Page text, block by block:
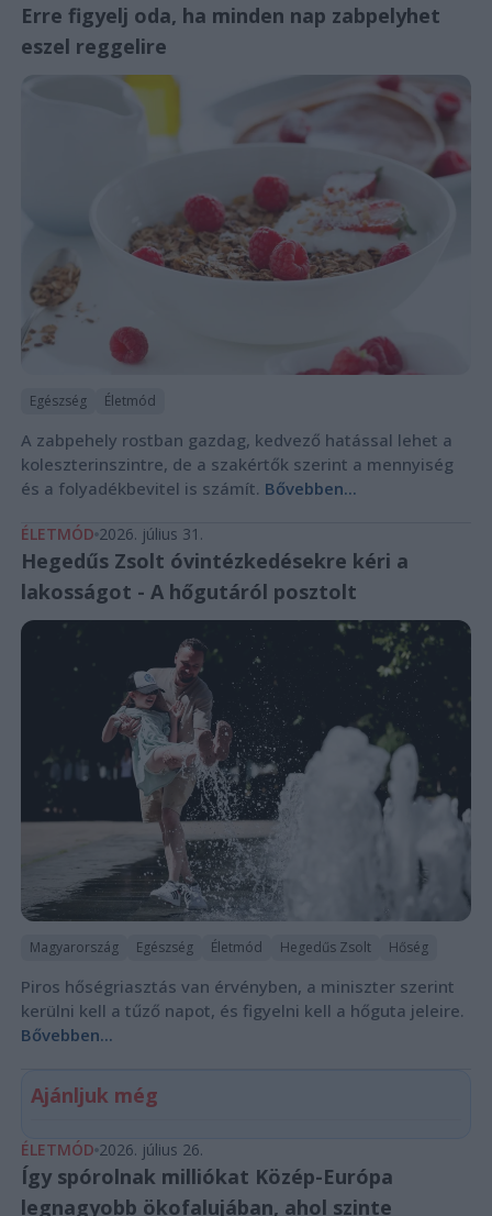
Erre figyelj oda, ha minden nap zabpelyhet
eszel reggelire
Egészség Életmód
A zabpehely rostban gazdag, kedvező hatással lehet a
koleszterinszintre, de a szakértők szerint a mennyiség
és a folyadékbevitel is számít. Bővebben...
ÉLETMÓD 2026. július 31.
Hegedűs Zsolt óvintézkedésekre kéri a
lakosságot - A hőgutáról posztolt
Magyarország Egészség Életmód Hegedűs Zsolt Hőség
Piros hőségriasztás van érvényben, a miniszter szerint
kerülni kell a tűző napot, és figyelni kell a hőguta jeleire.
Bővebben...
Ajánljuk még
ÉLETMÓD 2026. július 26.
Így spórolnak milliókat Közép-Európa
legnagyobb ökofalujában, ahol szinte